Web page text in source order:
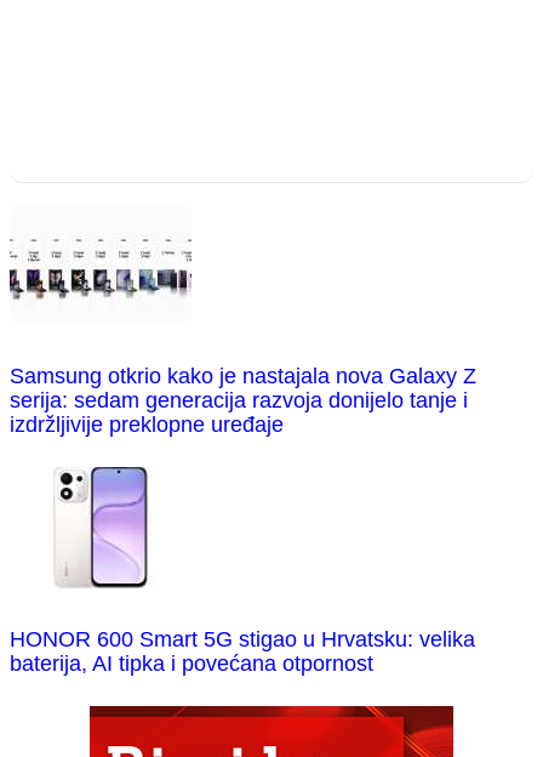
Samsung otkrio kako je nastajala nova Galaxy Z
serija: sedam generacija razvoja donijelo tanje i
izdržljivije preklopne uređaje
HONOR 600 Smart 5G stigao u Hrvatsku: velika
baterija, AI tipka i povećana otpornost